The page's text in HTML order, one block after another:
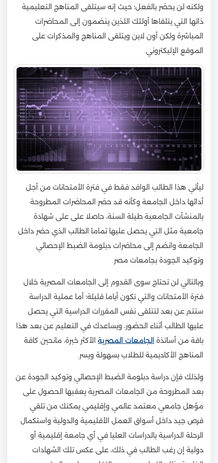
ولكنه لن يحضر بالفعل؛ حيث إنه سيتلقى المناهج التعليمية
ذاتها التي يتلقاها أولئك اللذين ينضمون إلى المحاضرات
المباشرة ولكن أون لاين ويتلقى المناهج والمذكرات على
الموقع الإليكتروني.
ليأتي هذا الطالب الوافد فقط في فترة الأمتحانات من أجل
أدائها داخل الجامعة وكأنه قد حضر المحاضرات المطروحة
بالمنشأت الجامعية طيلة السنة، حاصلا على على شهادة
جامعية مثل التي يحصل عليها تماما الطالب الذي حضر داخل
الجامعة وانضم إلى محاضرات دبلومة الضبط الإحصائي
وتوكيد الجودة بجامعات مصر.
وبالتالي لن تحتاج سوى القدوم إلى الجامعات المصرية خلال
فترة الأمتحانات والتي تكون أياما قليلة؛ أما عملية الدراسة
ستتم عن بعد لتتلقى نفس المقررات الدراسية التي يحصل
عليها الطالب أثناء الحضور، ويساعدك في التعليم عن بعد هذا
باقة من أساتذة
الجامعات المصرية الأكثر خبرة، مانحين كافة
المناهج الأكاديمية للطلاب بسهولة ويسر.
ولذلك فإن دراسة دبلومة الضبط الإحصائي وتوكيد الجودة عن
بعد المطروحة من الجامعات المصرية يعقبها الحصول على
مؤهل جامعي معتمد عالمي وإقليمي يمكنك من تلقي
فرص جيد داخل أسواق العمل الأقليمية والدولية واستكمال
الرحلة الدراسية بالدراسات العليا في أي جامعة إقليمية أو
دولية إن رغب الطالب في ذلك، على عكس تلك الشهادات